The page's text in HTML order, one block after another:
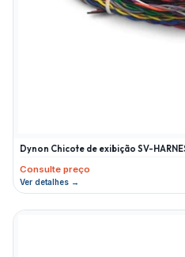
Dynon Chicote de exibição SV-
Consulte preço
Ver detalhes →